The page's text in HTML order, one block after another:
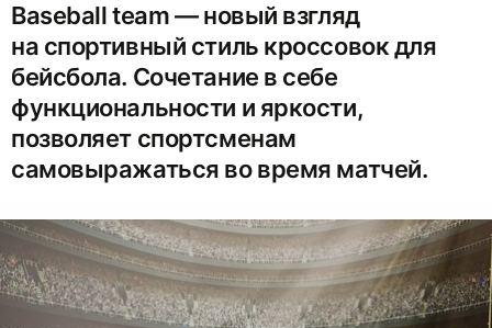
Baseball team — новый взгляд
на спортивный стиль кроссовок для
бейсбола. Сочетание в себе
функциональности и яркости,
позволяет спортсменам
самовыражаться во время матчей.